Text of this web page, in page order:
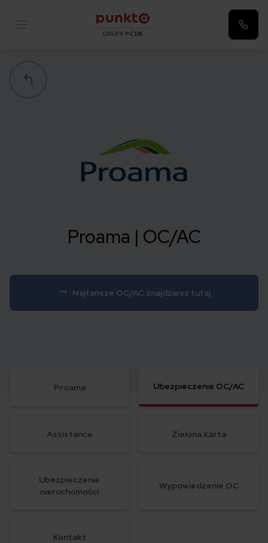
Proama | OC/AC
Najtańsze OC/AC znajdziesz tutaj
Proama Ubezpieczenie OC/AC
Assistance Zielona Karta
Ubezpieczenie
nieruchomości
Wypowiedzenie OC
Kontakt